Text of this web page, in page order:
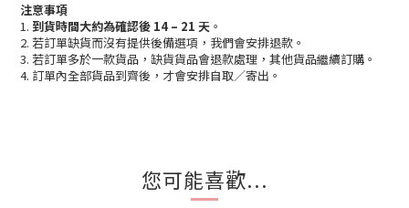
注意事項
1. 到貨時間大約為確認後 14 – 21 天 。
2. 若訂單缺貨而沒有提供後備選項，我們會安排退款。
3. 若訂單多於一款貨品，缺貨貨品會退款處理，其他貨品繼續訂購。
4. 訂單內全部貨品到齊後，才會安排自取／寄出。
您可能喜歡...